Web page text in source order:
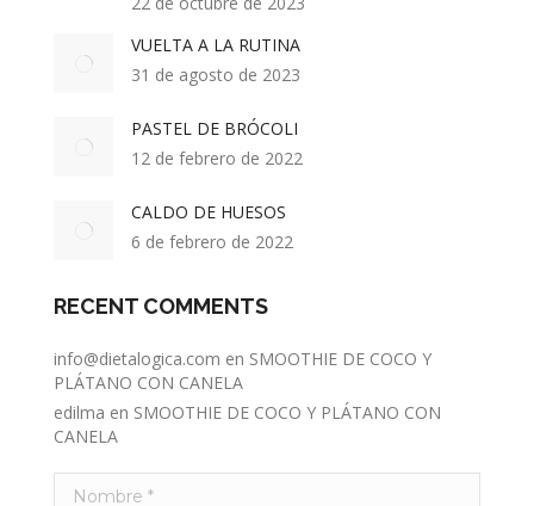
VUELTA A LA RUTINA
31 de agosto de 2023
PASTEL DE BRÓCOLI
12 de febrero de 2022
CALDO DE HUESOS
6 de febrero de 2022
RECENT COMMENTS
info@dietalogica.com en SMOOTHIE DE COCO Y
PLÁTANO CON CANELA
edilma en SMOOTHIE DE COCO Y PLÁTANO CON
CANELA
Nombre *